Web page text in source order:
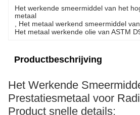
Het werkende smeermiddel van het
metaal
Het metaal werkend smeermiddel
Het metaal werkende olie van ASTM
Productbeschrijving
Het Werkende
Prestatiesmetaal voor
Product snelle details: